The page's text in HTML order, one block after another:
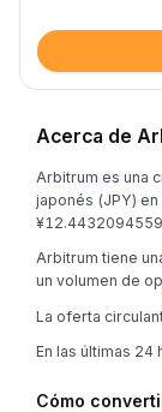
Acerca de
Arbitrum es una
japonés (JPY)
Arbitrum tiene
un volumen de
La oferta
En las últimas 24
Cómo